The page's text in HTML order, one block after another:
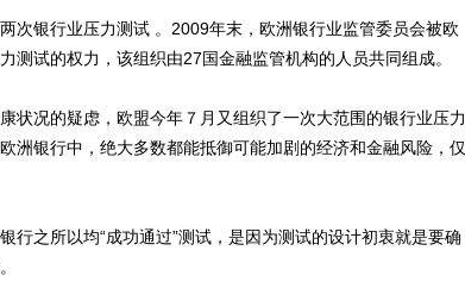
银行业压力测试 。2009年末，欧洲银行业监管委员会被欧
测试的权力，该组织由27国金融监管机构的人员共同组成。
况的疑虑，欧盟今年７月又组织了一次大范围的银行业压力
洲银行中，绝大多数都能抵御可能加剧的经济和金融风险，仅
之所以均“成功通过”测试，是因为测试的设计初衷就是要确